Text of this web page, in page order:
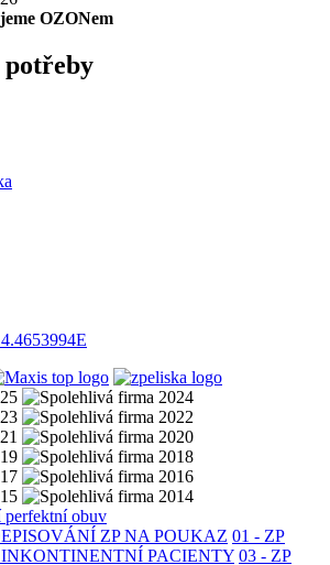
OZONem
ZP NA POUKAZ 01 - ZP
INKONTINENTNÍ PACIENTY 03 - ZP